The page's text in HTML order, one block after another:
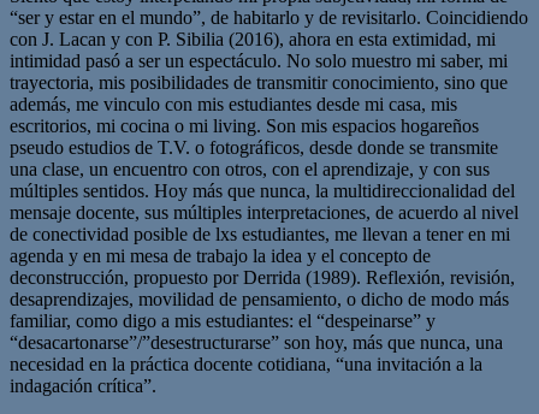
“ser y estar en el mundo”, de habitarlo y de revisitarlo. Coincidiendo
con J. Lacan y con P. Sibilia (2016), ahora en esta extimidad, mi
intimidad pasó a ser un espectáculo. No solo muestro mi saber, mi
trayectoria, mis posibilidades de transmitir conocimiento, sino que
además, me vinculo con mis estudiantes desde mi casa, mis
escritorios, mi cocina o mi living. Son mis espacios hogareños
pseudo estudios de T.V. o fotográficos, desde donde se transmite
una clase, un encuentro con otros, con el aprendizaje, y con sus
múltiples sentidos. Hoy más que nunca, la multidireccionalidad del
mensaje docente, sus múltiples interpretaciones, de acuerdo al nivel
de conectividad posible de lxs estudiantes, me llevan a tener en mi
agenda y en mi mesa de trabajo la idea y el concepto de
deconstrucción, propuesto por Derrida (1989). Reflexión, revisión,
desaprendizajes, movilidad de pensamiento, o dicho de modo más
familiar, como digo a mis estudiantes: el “despeinarse” y
“desacartonarse”/”desestructurarse” son hoy, más que nunca, una
necesidad en la práctica docente cotidiana, “una invitación a la
indagación crítica”.